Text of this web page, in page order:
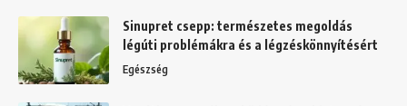
Sinupret csepp: természetes megoldás
légúti problémákra és a légzéskönnyítésért
Egészség